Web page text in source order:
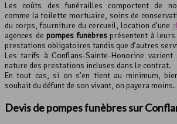
Les coûts des funérailles comportent de
comme la toilette mortuaire, soins de
du corps, fourniture du cercueil, location d’une
agences de pompes funèbresprésentent à leurs
prestations obligatoires tandis que d’autres
Les tarifs à Conflans-Sainte-Honorine
nature des prestations incluses dans le contrat.
En tout cas, si on s’en tient au minimum,
souhait du défunt de son vivant, on payera moins.
Devis de pompes funèbres sur